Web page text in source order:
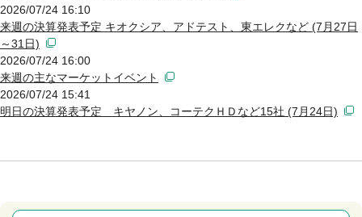
2026/07/24 16:10
来週の決算発表予定 キオクシア、アドテスト、東エレクなど (7月27日
～31日)
2026/07/24 16:00
来週の主なマーケットイベント
2026/07/24 15:41
明日の決算発表予定 キヤノン、コーテクＨＤなど15社 (7月24日)